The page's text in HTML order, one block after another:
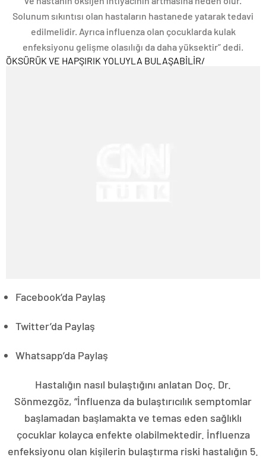
Solunum sıkıntısı olan hastaların hastanede yatarak tedavi
edilmelidir. Ayrıca influenza olan çocuklarda kulak
enfeksiyonu gelişme olasılığı da daha yüksektir” dedi.
ÖKSÜRÜK VE HAPŞIRIK YOLUYLA BULAŞABİLİR/
Facebook’da Paylaş
Twitter’da Paylaş
Whatsapp’da Paylaş
Hastalığın nasıl bulaştığını anlatan Doç. Dr.
Sönmezgöz, “İnfluenza da bulaştırıcılık semptomlar
başlamadan başlamakta ve temas eden sağlıklı
çocuklar kolayca enfekte olabilmektedir. İnfluenza
enfeksiyonu olan kişilerin bulaştırma riski hastalığın 5.